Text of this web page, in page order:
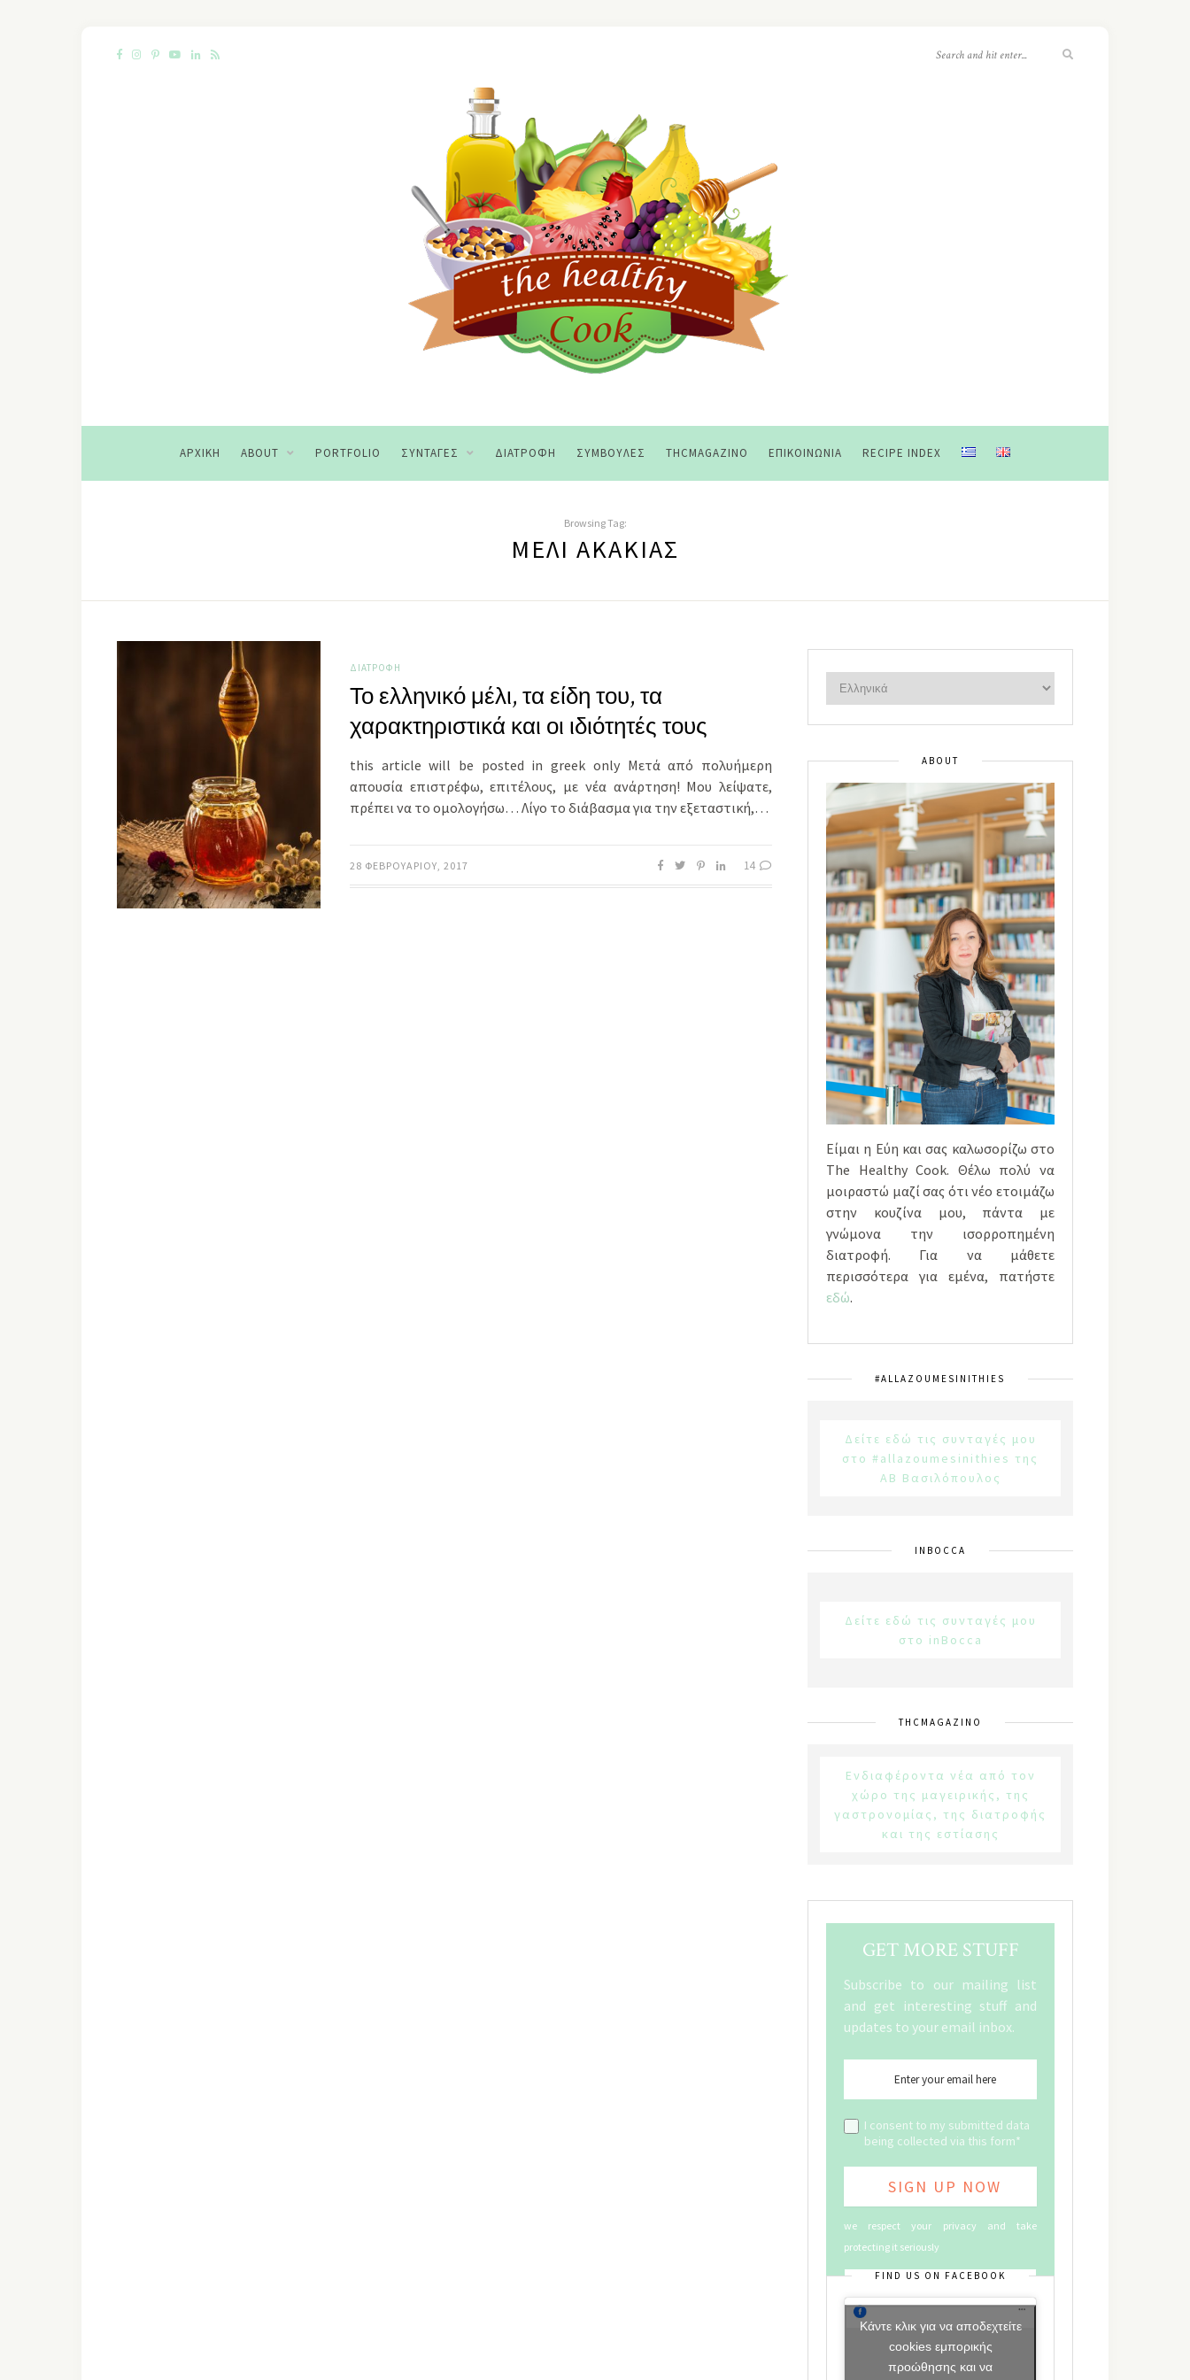
ΑΡΧΙΚΉ ABOUT PORTFOLIO ΣΥΝΤΑΓΈΣ ΔΙΑΤΡΟΦΉ ΣΥΜΒΟΥΛΈΣ THCMAGAZINO ΕΠΙΚΟΙΝΩΝΊΑ RECIPE INDEX
Browsing Tag:
ΜΈΛΙ ΑΚΑΚΊΑΣ
ΔΙΑΤΡΟΦΉ
Το ελληνικό μέλι, τα είδη του, τα
χαρακτηριστικά και οι ιδιότητές τους
this article will be posted in greek only Μετά από πολυήμερη
απουσία επιστρέφω, επιτέλους, με νέα ανάρτηση! Μου λείψατε,
πρέπει να το ομολογήσω… Λίγο το διάβασμα για την εξεταστική,…
28 ΦΕΒΡΟΥΑΡΊΟΥ, 2017 14
ABOUT
Είμαι η Εύη και σας καλωσορίζω στο
The Healthy Cook. Θέλω πολύ να
μοιραστώ μαζί σας ότι νέο ετοιμάζω
στην κουζίνα μου, πάντα με
γνώμονα την ισορροπημένη
διατροφή. Για να μάθετε
περισσότερα για εμένα, πατήστε
εδώ.
#ALLAZOUMESINITHIES
Δείτε εδώ τις συνταγές μου
στο #allazoumesinithies της
ΑΒ Βασιλόπουλος
INBOCCA
Δείτε εδώ τις συνταγές μου
στο inBocca
THCMAGAZINO
Ενδιαφέροντα νέα από τον
χώρο της μαγειρικής, της
γαστρονομίας, της διατροφής
και της εστίασης
GET MORE STUFF
Subscribe to our mailing list
and get interesting stuff and
updates to your email inbox.
I consent to my submitted data
being collected via this form*
we respect your privacy and take
protecting it seriously
FIND US ON FACEBOOK
Κάντε κλικ για να αποδεχτείτε
cookies εμπορικής
προώθησης και να